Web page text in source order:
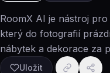
RoomX AI je nástroj
který do fotografií
nábytek a dekorace za
Uložit